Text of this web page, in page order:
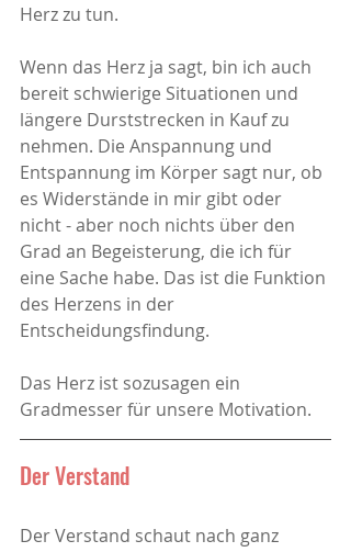
Herz zu tun.
Wenn das Herz ja sagt, bin ich auch
bereit schwierige Situationen und
längere Durststrecken in Kauf zu
nehmen. Die Anspannung und
Entspannung im Körper sagt nur, ob
es Widerstände in mir gibt oder
nicht - aber noch nichts über den
Grad an Begeisterung, die ich für
eine Sache habe. Das ist die Funktion
des Herzens in der
Entscheidungsfindung.
Das Herz ist sozusagen ein
Gradmesser für unsere Motivation.
Der Verstand
Der Verstand schaut nach ganz